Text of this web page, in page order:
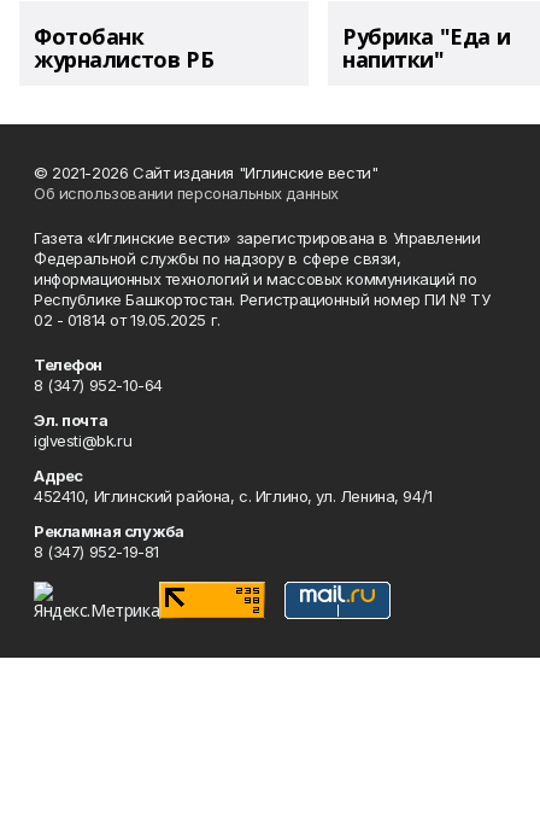
Фотобанк
журналистов РБ
Рубрика "Еда и
напитки"
© 2021-2026 Сайт издания "Иглинские вести"
Об использовании персональных данных
Газета «Иглинские вести» зарегистрирована в Управлении
Федеральной службы по надзору в сфере связи,
информационных технологий и массовых коммуникаций по
Республике Башкортостан. Регистрационный номер ПИ № ТУ
02 - 01814 от 19.05.2025 г.
Телефон
8 (347) 952-10-64
Эл. почта
iglvesti@bk.ru
Адрес
452410, Иглинский района, с. Иглино, ул. Ленина, 94/1
Рекламная служба
8 (347) 952-19-81